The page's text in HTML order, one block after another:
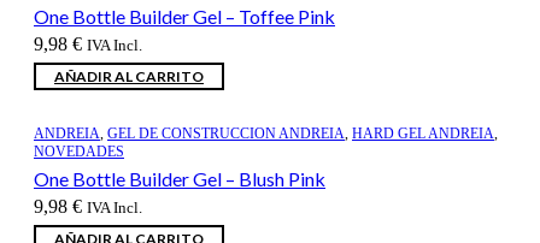
One Bottle Builder Gel – Toffee Pink
9,98 € IVA Incl.
AÑADIR AL CARRITO
ANDREIA, GEL DE CONSTRUCCION ANDREIA, HARD GEL ANDREIA,
NOVEDADES
One Bottle Builder Gel – Blush Pink
9,98 € IVA Incl.
AÑADIR AL CARRITO